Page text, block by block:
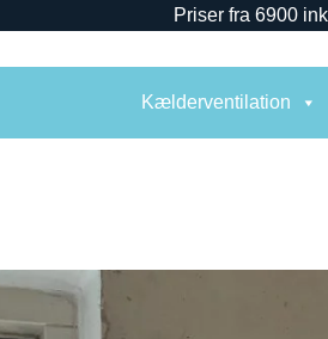
Priser fra 6900
Kælderventilation